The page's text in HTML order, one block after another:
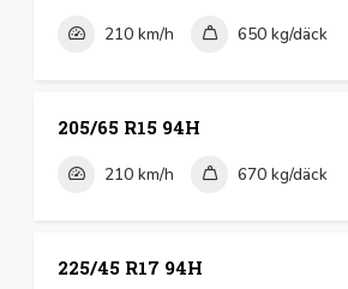
210 km/h 650 kg/däck
205/65 R15 94H
210 km/h 670 kg/däck
225/45 R17 94H